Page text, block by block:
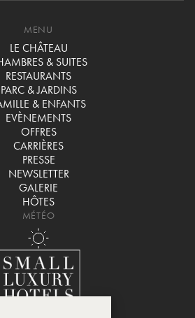
MENU
LE CHÂTEAU
& SUITES
RESTAURANTS
PARC & JARDINS
& ENFANTS
EVÈNEMENTS
OFFRES
CARRIÈRES
PRESSE
NEWSLETTER
GALERIE
HÔTES
MÉTÉO